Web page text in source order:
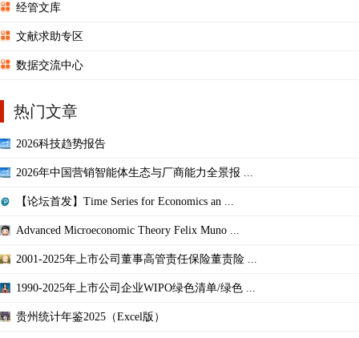
经管文库
文献求助专区
数据交流中心
热门文章
2026科技趋势报告
2026年中国营销智能体生态与厂商能力全景报 ...
【论坛首发】Time Series for Economics an ...
Advanced Microeconomic Theory Felix Muno ...
2001-2025年上市公司董事高管责任保险董责险 ...
1990-2025年上市公司企业WIPO绿色清单/绿色 ...
贵州统计年鉴2025（Excel版）